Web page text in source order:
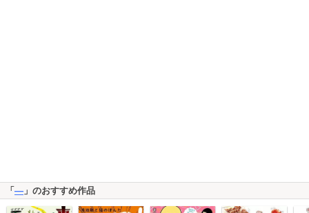
「 ― 」のおすすめ作品